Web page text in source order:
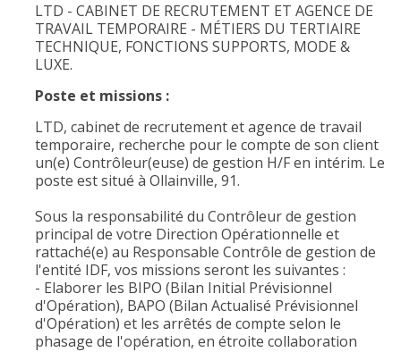
LTD - CABINET DE RECRUTEMENT ET AGENCE DE
TRAVAIL TEMPORAIRE - MÉTIERS DU TERTIAIRE
TECHNIQUE, FONCTIONS SUPPORTS, MODE &
LUXE.
Poste et missions :
LTD, cabinet de recrutement et agence de travail
temporaire, recherche pour le compte de son client
un(e) Contrôleur(euse) de gestion H/F en intérim. Le
poste est situé à Ollainville, 91.
Sous la responsabilité du Contrôleur de gestion
principal de votre Direction Opérationnelle et
rattaché(e) au Responsable Contrôle de gestion de
l'entité IDF, vos missions seront les suivantes :
- Elaborer les BIPO (Bilan Initial Prévisionnel
d'Opération), BAPO (Bilan Actualisé Prévisionnel
d'Opération) et les arrêtés de compte selon le
phasage de l'opération, en étroite collaboration